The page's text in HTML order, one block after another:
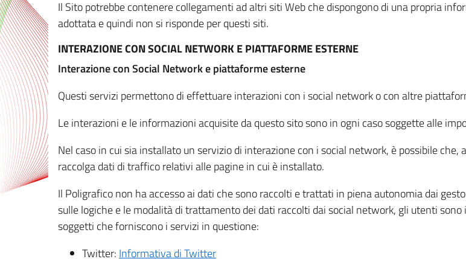
Il Sito potrebbe contenere collegamenti ad altri siti Web che dispongono di una propria
adottata e quindi non si risponde per questi siti.
INTERAZIONE CON SOCIAL NETWORK E PIATTAFORME ESTERNE
Interazione con Social Network e piattaforme esterne
Questi servizi permettono di effettuare interazioni con i social network o con altre
Le interazioni e le informazioni acquisite da questo sito sono in ogni caso soggette alle
Nel caso in cui sia installato un servizio di interazione con i social network, è possibile
raccolga dati di traffico relativi alle pagine in cui è installato.
Il Poligrafico non ha accesso ai dati che sono raccolti e trattati in piena autonomia dai
sulle logiche e le modalità di trattamento dei dati raccolti dai social network, gli utenti
soggetti che forniscono i servizi in questione:
Twitter: Informativa di Twitter